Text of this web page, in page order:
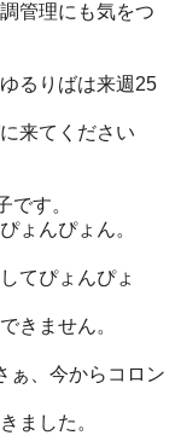
管理にも気をつ
るりばは来週25
来てください
です。
ょんぴょん。
てぴょんぴょ
きません。
ぁ、今からコロン
ました。